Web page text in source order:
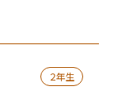
２年生